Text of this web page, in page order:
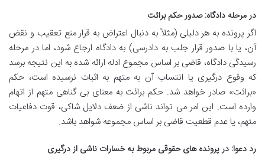
در مرحله دادگاه: صدور حکم برائت
اگر پرونده به هر دلیلی (مثلاً به دنبال اعتراض به قرار منع تعقیب و نقض
آن، یا با صدور قرار جلب به دادرسی) به دادگاه ارجاع شود، اما در مرحله
رسیدگی دادگاه، قاضی بر اساس مجموع ادله ارائه شده به این نتیجه برسد
که وقوع درگیری یا انتساب آن به متهم به اثبات نرسیده است، حکم
«برائت» صادر خواهد شد. حکم برائت به معنای بی گناهی متهم از اتهام
وارده است. این امر می تواند ناشی از ضعف دلایل شاکی، قوت دفاعیات
متهم، یا عدم قطعیت قاضی بر اساس مجموعه شواهد باشد.
رد دعوا: در پرونده های حقوقی مربوط به خسارات ناشی از درگیری